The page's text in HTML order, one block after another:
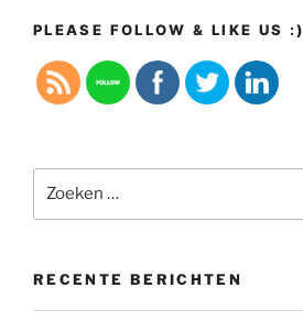
PLEASE FOLLOW & LIKE US :)
naar:
RECENTE BERICHTEN